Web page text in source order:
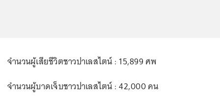
จำนวนผู้เสียชีวิตชาวปาเลสไตน์ : 15,899 ศพ
จำนวนผู้บาดเจ็บชาวปาเลสไตน์ : 42,000 คน